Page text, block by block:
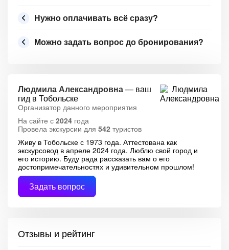
Нужно оплачивать всё сразу?
Можно задать вопрос до бронирования?
Людмила Александровна— ваш
гид в Тобольске
Организатор данного мероприятия
На сайте с 2024 года
Провела экскурсии для 542 туристов
Живу в Тобольске с 1973 года. Аттестована как
экскурсовод в апреле 2024 года. Люблю свой город и
его историю. Буду рада рассказать вам о его
достопримечательностях и удивительном прошлом!
Задать вопрос
Отзывы и рейтинг